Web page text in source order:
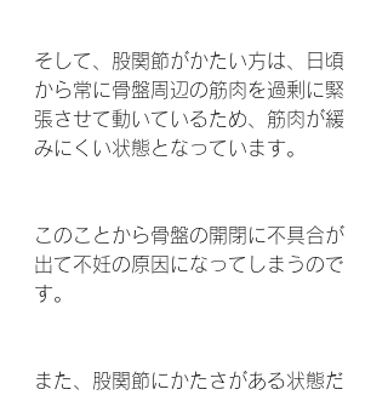
そして、股関節がかたい方は、日頃
から常に骨盤周辺の筋肉を過剰に緊
張させて動いているため、筋肉が緩
みにくい状態となっています。
このことから骨盤の開閉に不具合が
出て不妊の原因になってしまうので
す。
また、股関節にかたさがある状態だ